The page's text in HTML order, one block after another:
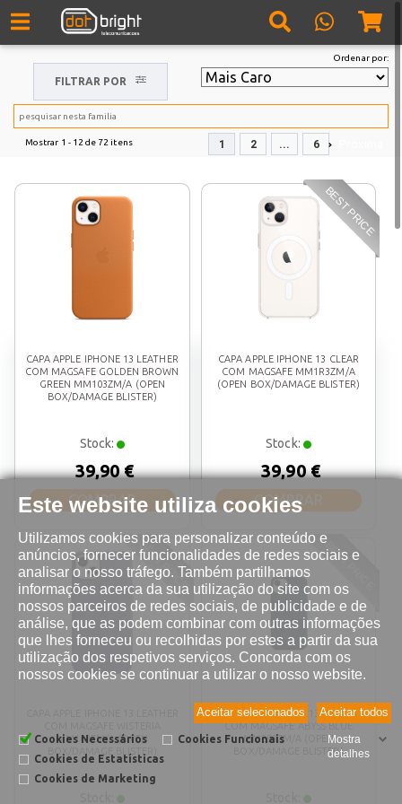
Este website utiliza cookies
Utilizamos cookies para personalizar conteúdo e
anúncios, fornecer funcionalidades de redes sociais e
analisar o nosso tráfego. Também partilhamos
informações acerca da sua utilização do site com os
nossos parceiros de redes sociais, de publicidade e de
análise, que as podem combinar com outras informações
que lhes forneceu ou recolhidas por estes a partir da sua
utilização dos respetivos serviços. Concorda com os
nossos cookies se continuar a utilizar o nosso website.
Aceitar todos
Aceitar selecionados
Cookies Necessários
Cookies Funcionais
Cookies de Estatísticas
Cookies de Marketing
Mostra
detalhes
FILTRAR POR
Ordenar por:
Mostrar 1 - 12 de 72 itens 1 2 ... 6
CAPA APPLE IPHONE 13 LEATHER
COM MAGSAFE GOLDEN BROWN
GREEN MM103ZM/A (OPEN
BOX/DAMAGE BLISTER)
Stock:
39,90 €
COMPRAR
BEST PRICE
CAPA APPLE IPHONE 13 CLEAR
COM MAGSAFE MM1R3ZM/A
(OPEN BOX/DAMAGE BLISTER)
Stock:
39,90 €
COMPRAR
BEST PRICE
MM163ZM/A (OPEN
BOX/DAMAGE BLISTER)
BEST PRICE
CAPA APPLE IPHONE 13 SILICONE
COM MAGSAFE ABYSS BLUE
MM293ZM/A (OPEN
BOX/DAMAGE BLISTER)